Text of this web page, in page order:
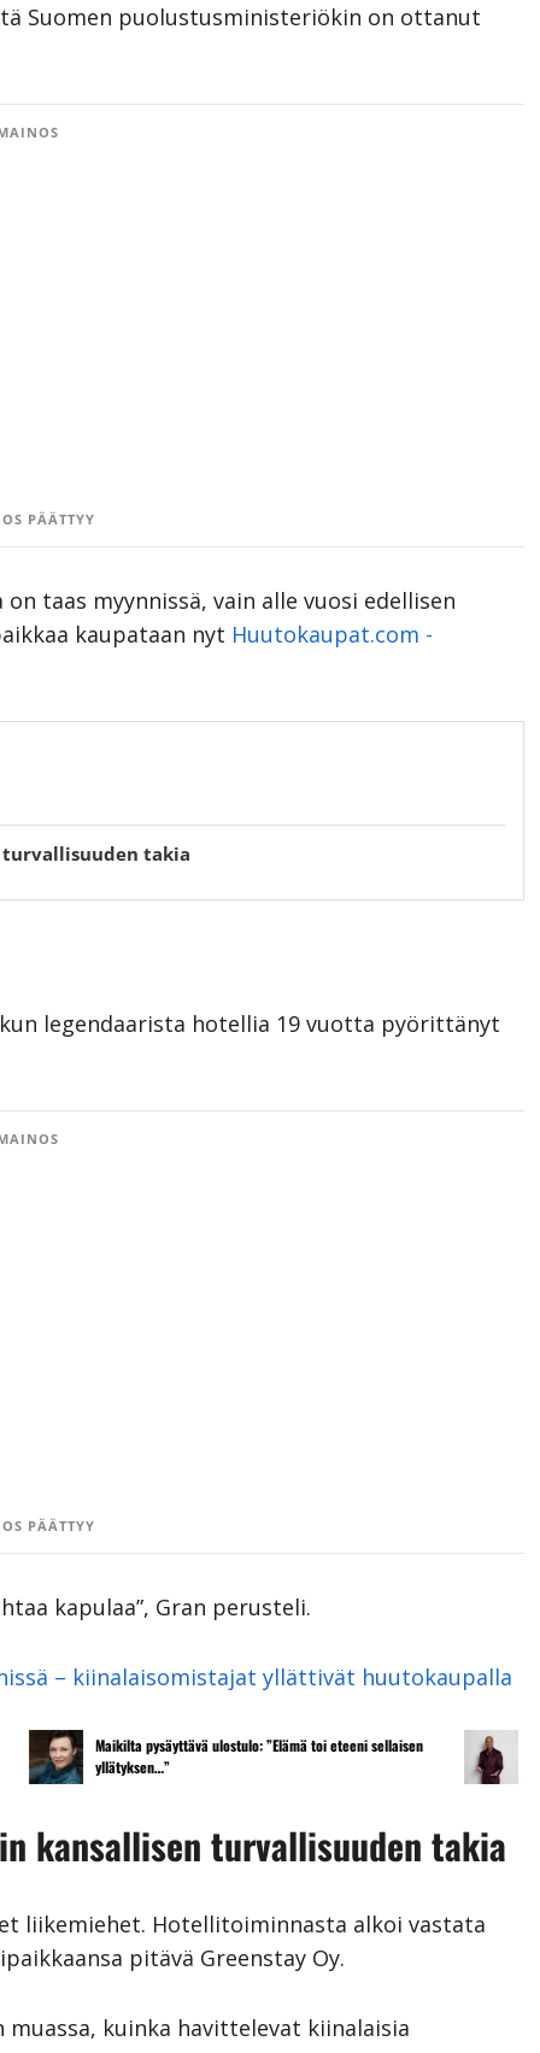
Suomen puolustusministeriökin on ottanut
PÄÄTTYY
taas myynnissä, vain alle vuosi edellisen
kaupataan nyt Huutokaupat.com -
takia
legendaarista hotellia 19 vuotta pyörittänyt
PÄÄTTYY
kapulaa”, Gran perusteli.
– kiinalaisomistajat yllättivät huutokaupalla
pysäyttävä ulostulo: ”Elämä toi eteeni sellaisen
Tanssii tähtien
liitää tv-parketilla
kansallisen turvallisuuden takia
liikemiehet. Hotellitoiminnasta alkoi vastata
pitävä Greenstay Oy.
kuinka havittelevat kiinalaisia